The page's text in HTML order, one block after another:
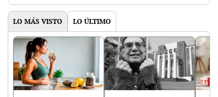
LO MÁS VISTO LO ÚLTIMO